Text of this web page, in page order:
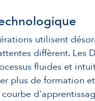
utilisent
diffèrent. Les
fluides et
plus de formation